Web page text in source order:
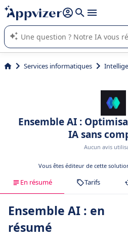
répondre (plusieurs lignes avec
L'IA de Appvizer vous guide dans
logiciel SaaS en entreprise.
Services informatiques
Ensemble AI :
IA sans
Aucun avis
Vous êtes éditeur de cette
En résumé Tarifs
Ensemble AI : en
résumé